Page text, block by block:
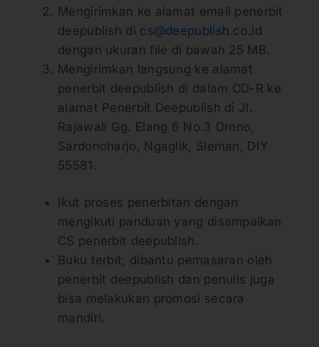
Mengirimkan ke alamat email penerbit
deepublish di cs@deepublish.co.id
dengan ukuran file di bawah 25 MB.
Mengirimkan langsung ke alamat
penerbit deepublish di dalam CD-R ke
alamat Penerbit Deepublish di Jl.
Rajawali Gg. Elang 6 No.3 Drono,
Sardonoharjo, Ngaglik, Sleman, DIY
55581.
Ikut proses penerbitan dengan
mengikuti panduan yang disampaikan
CS penerbit deepublish.
Buku terbit, dibantu pemasaran oleh
penerbit deepublish dan penulis juga
bisa melakukan promosi secara
mandiri.